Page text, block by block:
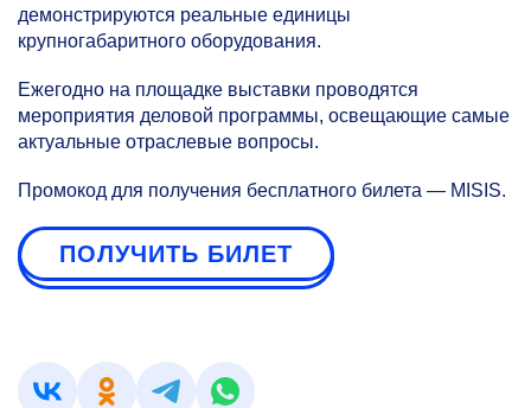
демонстрируются реальные единицы
крупногабаритного оборудования.
Ежегодно на площадке выставки проводятся
мероприятия деловой программы, освещающие самые
актуальные отраслевые вопросы.
Промокод для получения бесплатного билета — MISIS.
ПОЛУЧИТЬ БИЛЕТ